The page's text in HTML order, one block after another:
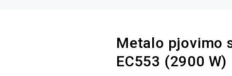
Metalo pjovimo
EC553 (2900 W)